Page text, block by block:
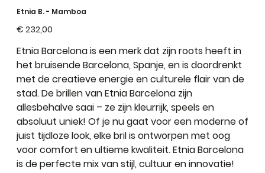
Etnia B. - Mamboa
Prijs
€ 232,00
Etnia Barcelona is een merk dat zijn roots heeft in
het bruisende Barcelona, Spanje, en is doordrenkt
met de creatieve energie en culturele flair van de
stad. De brillen van Etnia Barcelona zijn
allesbehalve saai – ze zijn kleurrijk, speels en
absoluut uniek! Of je nu gaat voor een moderne of
juist tijdloze look, elke bril is ontworpen met oog
voor comfort en ultieme kwaliteit. Etnia Barcelona
is de perfecte mix van stijl, cultuur en innovatie!